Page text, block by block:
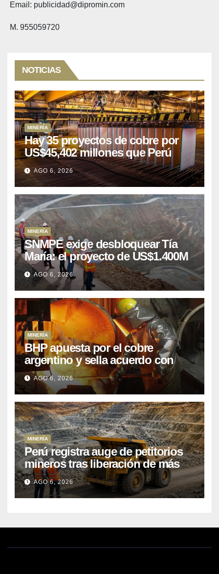
Email: publicidad@dipromin.com
M. 955059720
NOTICIAS
MINERÍA
Hay 35 proyectos de cobre por
US$45,402 millones que Perú
puede aprovechar
AGO 6, 2026
MINERÍA
SNMPE exige desbloquear Tía
María: el proyecto de US$1.400M
que Perú lleva 15 años
posponiendo
AGO 6, 2026
MINERÍA
BHP apuesta por el cobre
argentino y sella acuerdo con
Kobrea para siete proyecto
AGO 6, 2026
MINERÍA
Perú registra auge de petitorios
mineros tras liberación de más
de mil concesiones para explorar
cobre y oro
AGO 6, 2026